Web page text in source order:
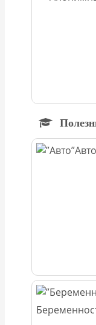
Авто